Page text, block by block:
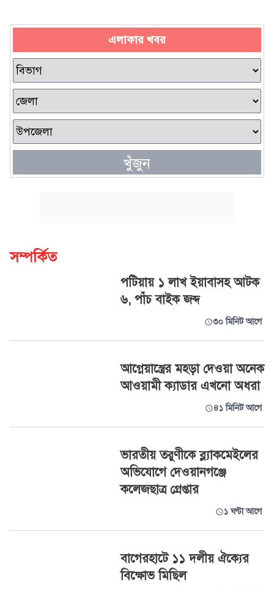
এলাকার খবর
খুঁজুন
সম্পর্কিত
পটিয়ায় ১ লাখ ইয়াবাসহ আটক
৬, পাঁচ বাইক জব্দ
৩০ মিনিট আগে
আগ্নেয়াস্ত্রের মহড়া দেওয়া অনেক
আওয়ামী ক্যাডার এখনো অধরা
৪১ মিনিট আগে
ভারতীয় তরুণীকে ব্ল্যাকমেইলের
অভিযোগে দেওয়ানগঞ্জে
কলেজছাত্র গ্রেপ্তার
১ ঘণ্টা আগে
বাগেরহাটে ১১ দলীয় ঐক্যের
বিক্ষোভ মিছিল